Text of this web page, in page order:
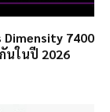
Dimensity 7400
นในปี 2026